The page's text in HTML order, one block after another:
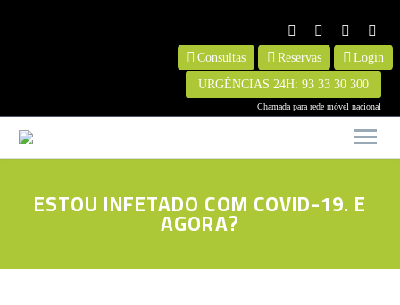
Consultas Reservas
Login
URGÊNCIAS 24H: 93 33 30 300
ESTOU INFETADO COM COVID-19. E
AGORA?